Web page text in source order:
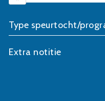
Extra notitie